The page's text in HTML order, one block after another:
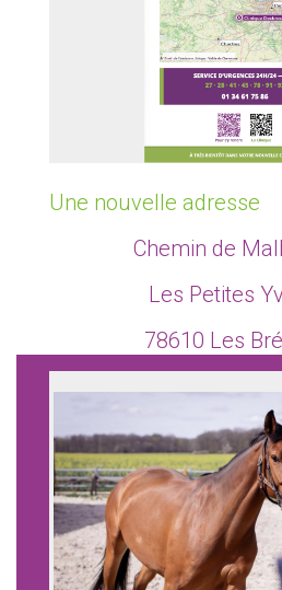
Une nouvelle adresse
Chemin de
Les Petites
78610 Les
01 34 61
LIRE LA SUITE